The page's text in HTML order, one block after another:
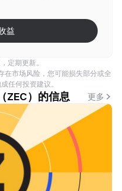
益
定期更新。
在市场风险，您可能损失部分或全
任何投资建议。
ZEC）的信息 更多